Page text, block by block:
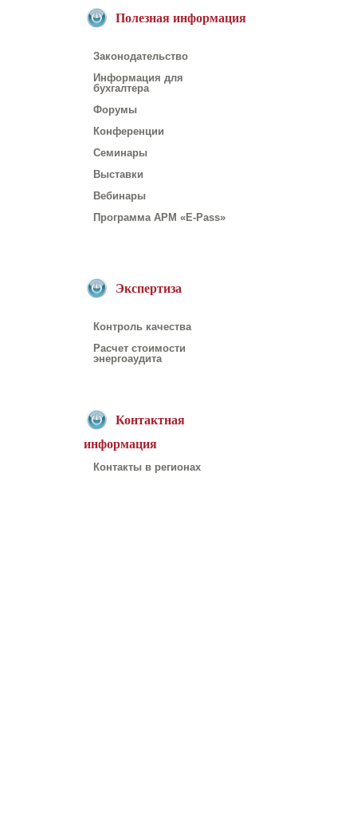
Полезная информация
Законодательство
Информация для
бухгалтера
Форумы
Конференции
Семинары
Выставки
Вебинары
Программа АРМ «E-Pass»
Экспертиза
Контроль качества
Расчет стоимости
энергоаудита
Контактная
информация
Контакты в регионах